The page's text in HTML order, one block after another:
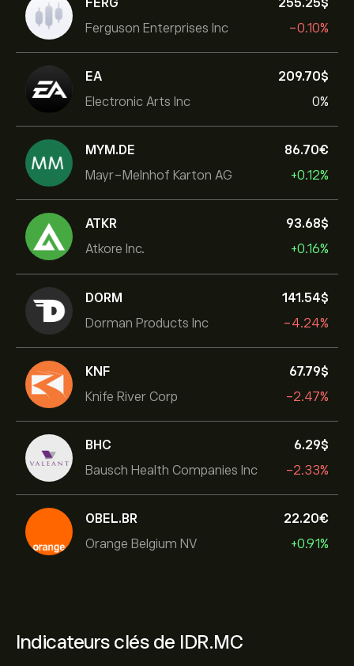
Ferguson Enterprises Inc
-0.10%
EA
Electronic Arts Inc
209.70‎$‎
0%
MYM.DE
Mayr-Melnhof Karton AG
86.70‎€‎
+0.12%
ATKR
Atkore Inc.
93.68‎$‎
+0.16%
DORM
Dorman Products Inc
141.54‎$‎
-4.24%
KNF
Knife River Corp
67.79‎$‎
-2.47%
BHC
Bausch Health Companies Inc
6.29‎$‎
-2.33%
OBEL.BR
Orange Belgium NV
22.20‎€‎
+0.91%
Indicateurs clés de IDR.MC